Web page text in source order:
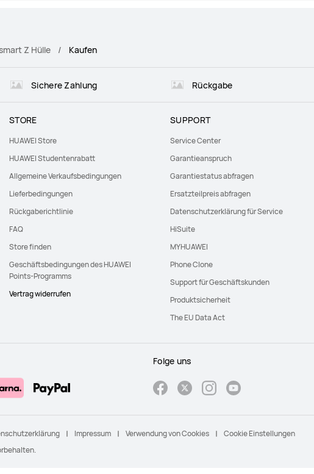
Z Hülle Kaufen
Sichere Zahlung Rückgabe
STORE
HUAWEI Store
HUAWEI Studentenrabatt
Allgemeine Verkaufsbedingungen
Lieferbedingungen
Rückgaberichtlinie
FAQ
Store finden
Geschäftsbedingungen des HUAWEI
Points-Programms
Vertrag widerrufen
SUPPORT
Service Center
Garantieanspruch
Garantiestatus abfragen
Ersatzteilpreis abfragen
Datenschutzerklärung für Service
HiSuite
MYHUAWEI
Phone Clone
Support für Geschäftskunden
Produktsicherheit
The EU Data Act
Folge uns
Impressum Verwendung von Cookies Cookie Einstellungen